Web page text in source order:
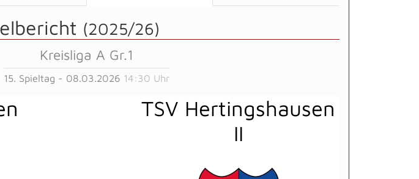
(2025/26)
Kreisliga A Gr.1
15. Spieltag - 08.03.2026 14:30 Uhr
TSV Hertingshausen
II